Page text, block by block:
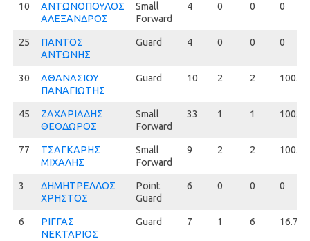
10
25
30
45
77
3
6
10
ΑΝΤΩΝΟΠΟΥΛΟΣ
ΑΛΕΞΑΝΔΡΟΣ
Small
Forward
4 0 0 0
25
ΠΑΝΤΟΣ
ΑΝΤΩΝΗΣ
Guard 4 0 0 0
30
ΑΘΑΝΑΣΙΟΥ
ΠΑΝΑΓΙΩΤΗΣ
Guard 10 2 2 100.0
45
ΖΑΧΑΡΙΑΔΗΣ
ΘΕΟΔΩΡΟΣ
Small
Forward
33 1 1 100.0
77
ΤΣΑΓΚΑΡΗΣ
ΜΙΧΑΛΗΣ
Small
Forward
9 2 2 100.0
3
ΔΗΜΗΤΡΕΛΛΟΣ
ΧΡΗΣΤΟΣ
Point
Guard
6 0 0 0
6
ΡΙΓΓΑΣ
ΝΕΚΤΑΡΙΟΣ
Guard 7 1 6 16.7